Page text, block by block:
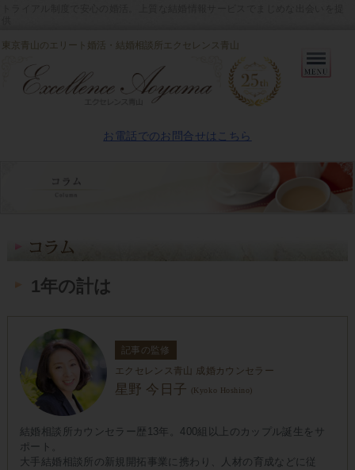
東京青山のエリート婚活・結婚相談所エクセレンス青山
お電話でのお問合せはこちら
1年の計は
記事の監修
エクセレンス青山 成婚カウンセラー
星野 今日子 (Kyoko Hoshino)
結婚相談所カウンセラー歴13年。400組以上のカップル誕生をサ
ポート。
大手結婚相談所の新規開拓事業に携わり、人材の育成などに従